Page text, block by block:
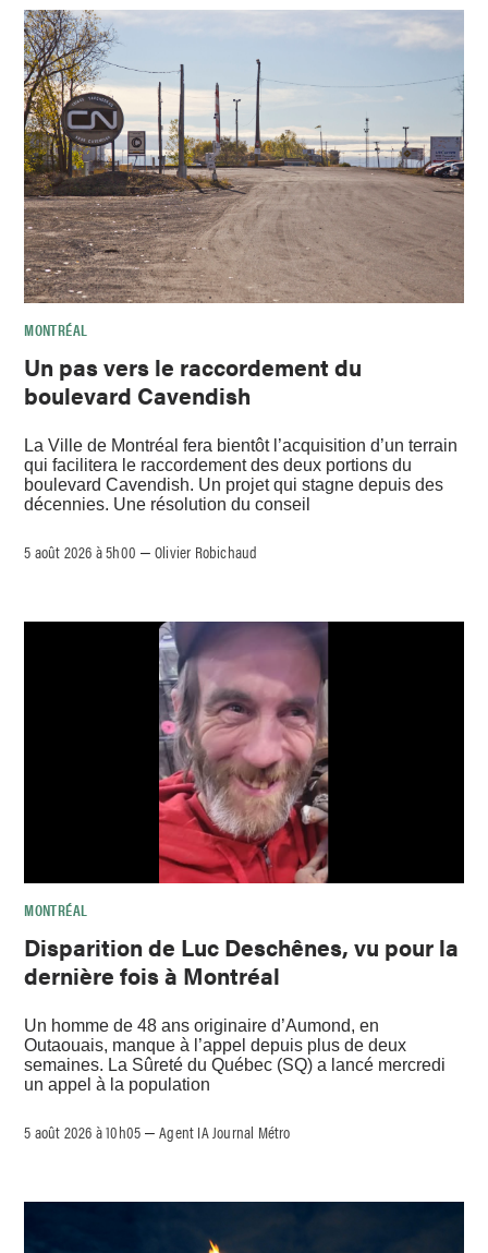
MONTRÉAL
Un pas vers le raccordement du
boulevard Cavendish
La Ville de Montréal fera bientôt l’acquisition d’un terrain
qui facilitera le raccordement des deux portions du
boulevard Cavendish. Un projet qui stagne depuis des
décennies. Une résolution du conseil
5 août 2026 à 5h00 –Olivier Robichaud
MONTRÉAL
Disparition de Luc Deschênes, vu pour la
dernière fois à Montréal
Un homme de 48 ans originaire d’Aumond, en
Outaouais, manque à l’appel depuis plus de deux
semaines. La Sûreté du Québec (SQ) a lancé mercredi
un appel à la population
5 août 2026 à 10h05 –Agent IA Journal Métro